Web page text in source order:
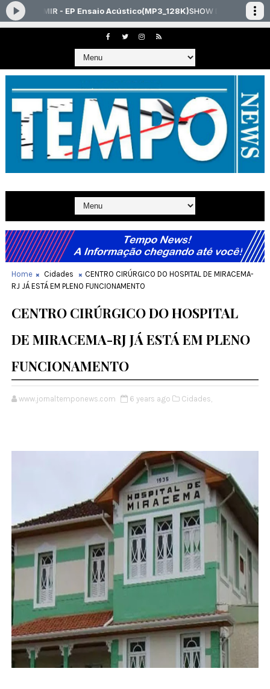
Home Cidades
CENTRO CIRÚRGICO DO HOSPITAL DE MIRACEMA-
RJ JÁ ESTÁ EM PLENO FUNCIONAMENTO
CENTRO CIRÚRGICO DO HOSPITAL
DE MIRACEMA-RJ JÁ ESTÁ EM PLENO
FUNCIONAMENTO
www.jornaltemponews.com 6 years ago Cidades,